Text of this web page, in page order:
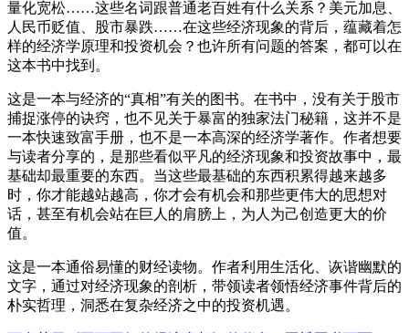
量化宽松……这些名词跟普通老百姓有什么关系？美元加息、
人民币贬值、股市暴跌……在这些经济现象的背后，蕴藏着怎
样的经济学原理和投资机会？也许所有问题的答案，都可以在
这本书中找到。
这是一本与经济的“真相”有关的图书。在书中，没有关于股市
捕捉涨停的诀窍，也不见关于暴富的独家法门秘籍，这并不是
一本快速致富手册，也不是一本高深的经济学著作。作者想要
与读者分享的，是那些看似平凡的经济现象和投资故事中，最
基础却最重要的东西。当这些最基础的东西积累得越来越多
时，你才能越站越高，你才会有机会和那些更伟大的思想对
话，甚至有机会站在巨人的肩膀上，为人为己创造更大的价
值。
这是一本通俗易懂的财经读物。作者利用生活化、诙谐幽默的
文字，通过对经济现象的剖析，带领读者领悟经济事件背后的
朴实哲理，洞悉在复杂经济之中的投资机遇。